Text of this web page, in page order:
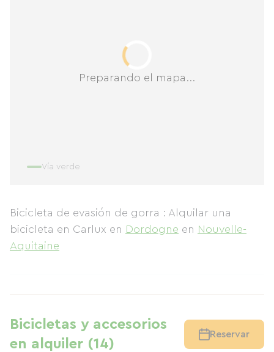
Preparando el mapa...
Vía verde
Bicicleta de evasión de gorra : Alquilar una
bicicleta en Carlux en Dordogne en Nouvelle-
Aquitaine
Bicicletas y accesorios
en alquiler (14)
Reservar